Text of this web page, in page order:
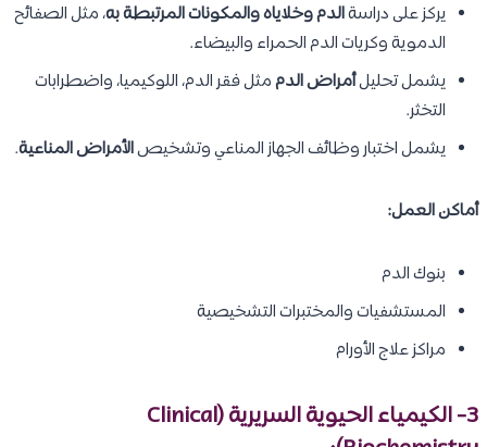
يركز على دراسةالدم وخلاياه والمكونات المرتبطة به، مثل الصفائح
الدموية وكريات الدم الحمراء والبيضاء.
يشمل تحليلأمراض الدممثل فقر الدم، اللوكيميا، واضطرابات
التخثر.
يشمل اختبار وظائف الجهاز المناعي وتشخيصالأمراض المناعية.
أماكن العمل:
بنوك الدم
المستشفيات والمختبرات التشخيصية
مراكز علاج الأورام
3- الكيمياء الحيوية السريرية (Clinical